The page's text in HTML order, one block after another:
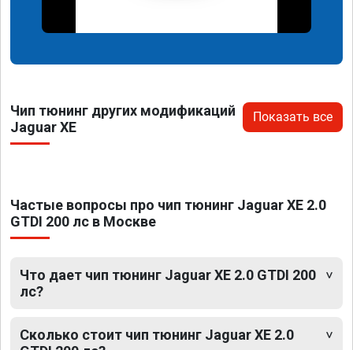
Чип тюнинг других модификаций
Jaguar XE
Показать все
Частые вопросы про чип тюнинг Jaguar XE 2.0
GTDI 200 лс в Москве
Что дает чип тюнинг Jaguar XE 2.0 GTDI 200
лс?
Сколько стоит чип тюнинг Jaguar XE 2.0